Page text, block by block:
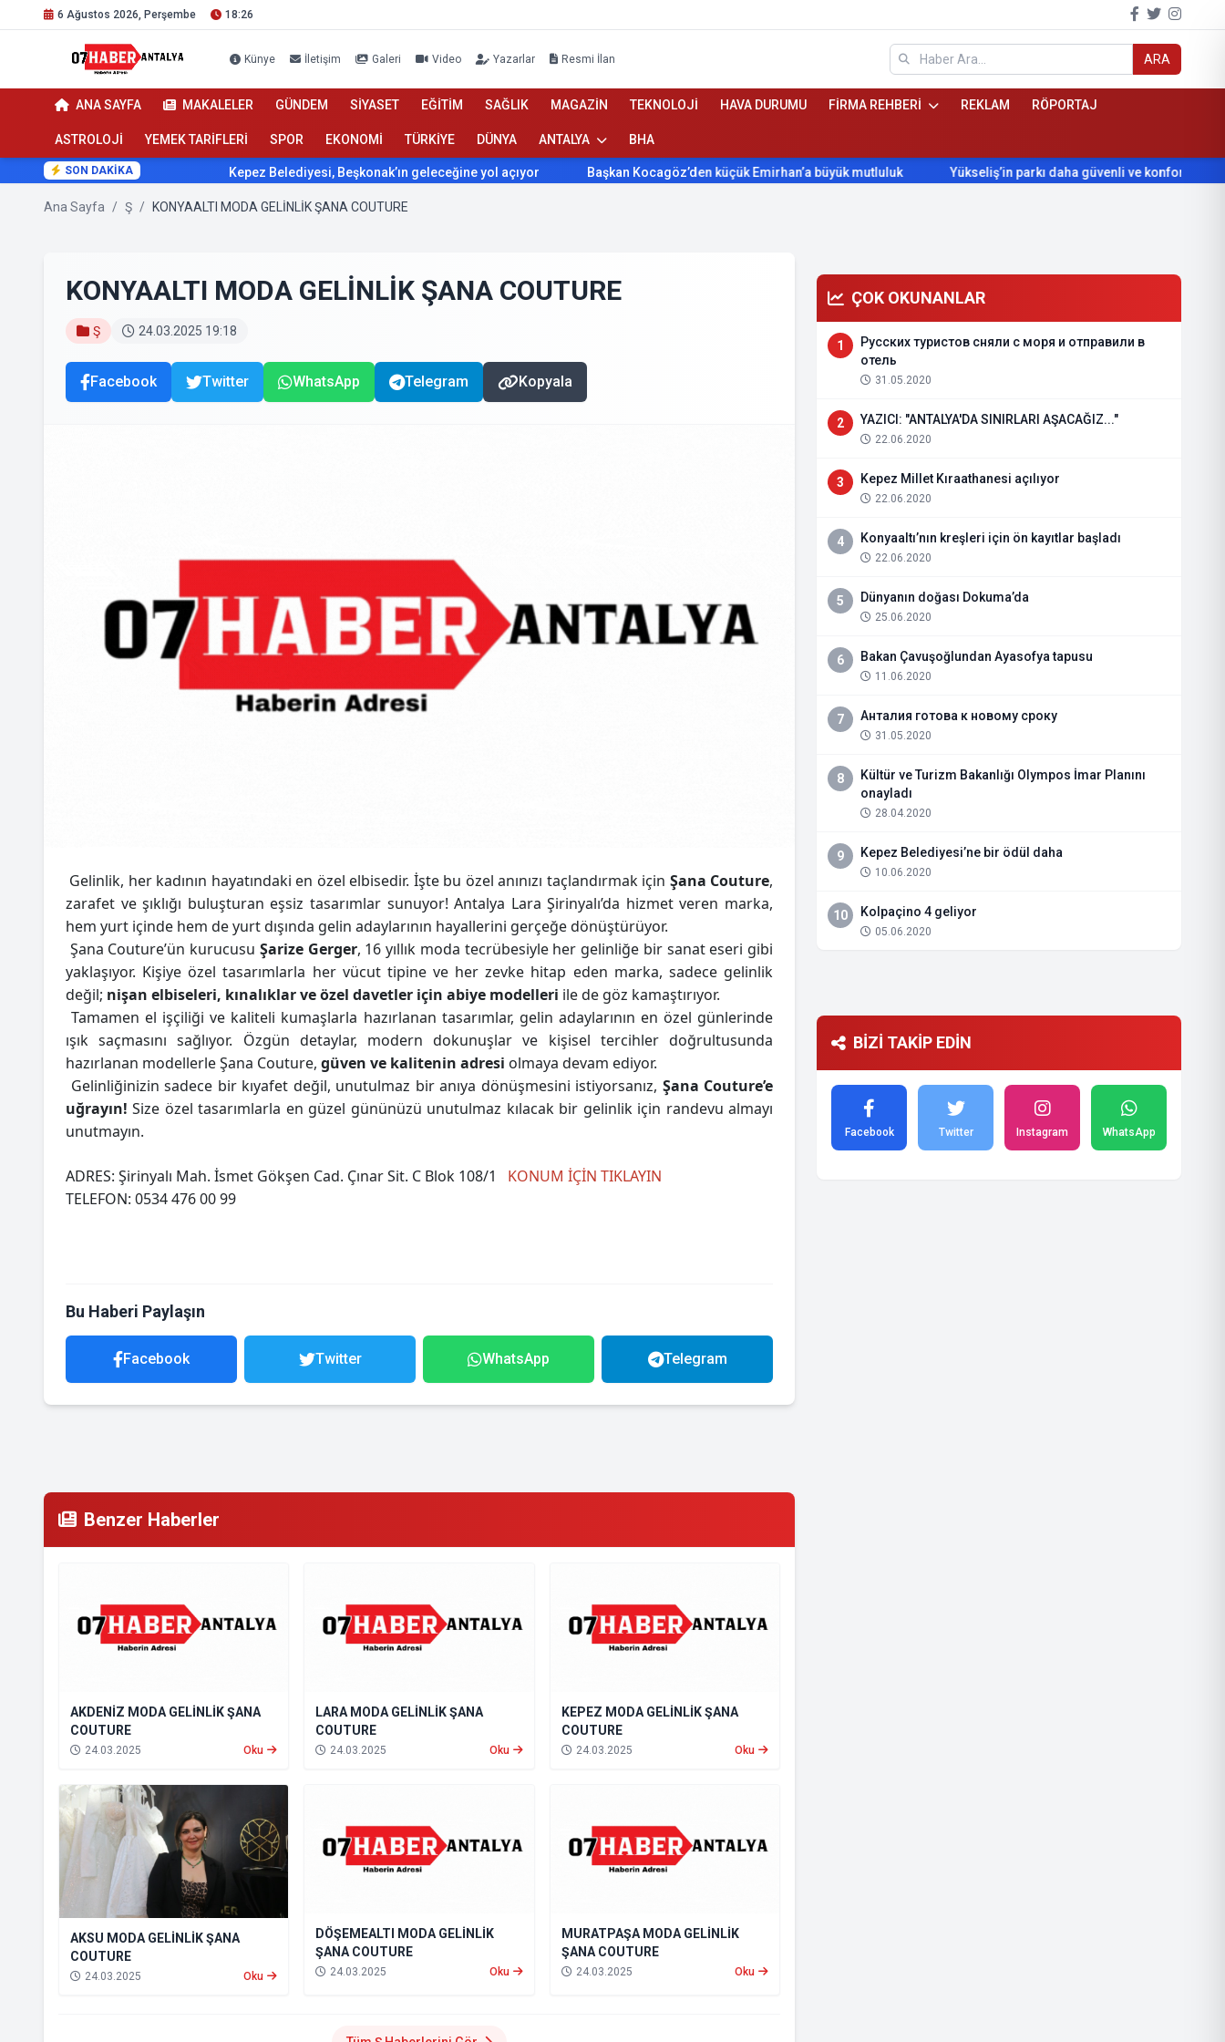
6 Ağustos 2026, Perşembe 18:26
Künye İletişim Galeri Video Yazarlar Resmi İlan ARA
ANA SAYFA MAKALELER GÜNDEM SİYASET EĞİTİM SAĞLIK MAGAZİN TEKNOLOJİ HAVA DURUMU FİRMA REHBERİ REKLAM RÖPORTAJ
ASTROLOJİ YEMEK TARİFLERİ SPOR EKONOMİ TÜRKİYE DÜNYA ANTALYA BHA
SON DAKİKA Kepez Belediyesi, Beşkonak’ın geleceğine yol açıyor Başkan Kocagöz’den küçük Emirhan’a büyük mutluluk Yükseliş’in parkı daha güvenli ve konforlu hale geliyor
Ana Sayfa / Ş / KONYAALTI MODA GELİNLİK ŞANA COUTURE
KONYAALTI MODA GELİNLİK ŞANA COUTURE
Ş 24.03.2025 19:18
Facebook Twitter WhatsApp Telegram Kopyala
Gelinlik, her kadının hayatındaki en özel elbisedir. İşte bu özel anınızı taçlandırmak için Şana Couture,
zarafet ve şıklığı buluşturan eşsiz tasarımlar sunuyor! Antalya Lara Şirinyalı’da hizmet veren marka,
hem yurt içinde hem de yurt dışında gelin adaylarının hayallerini gerçeğe dönüştürüyor.
Şana Couture’ün kurucusu Şarize Gerger, 16 yıllık moda tecrübesiyle her gelinliğe bir sanat eseri gibi
yaklaşıyor. Kişiye özel tasarımlarla her vücut tipine ve her zevke hitap eden marka, sadece gelinlik
değil; nişan elbiseleri, kınalıklar ve özel davetler için abiye modelleri ile de göz kamaştırıyor.
Tamamen el işçiliği ve kaliteli kumaşlarla hazırlanan tasarımlar, gelin adaylarının en özel günlerinde
ışık saçmasını sağlıyor. Özgün detaylar, modern dokunuşlar ve kişisel tercihler doğrultusunda
hazırlanan modellerle Şana Couture, güven ve kalitenin adresi olmaya devam ediyor.
Gelinliğinizin sadece bir kıyafet değil, unutulmaz bir anıya dönüşmesini istiyorsanız, Şana Couture’e
uğrayın! Size özel tasarımlarla en güzel gününüzü unutulmaz kılacak bir gelinlik için randevu almayı
unutmayın.
ADRES: Şirinyalı Mah. İsmet Gökşen Cad. Çınar Sit. C Blok 108/1 KONUM İÇİN TIKLAYIN
TELEFON: 0534 476 00 99
Bu Haberi Paylaşın
Facebook Twitter WhatsApp Telegram
Benzer Haberler
AKDENİZ MODA GELİNLİK ŞANA
COUTURE
24.03.2025 Oku
LARA MODA GELİNLİK ŞANA
COUTURE
24.03.2025 Oku
KEPEZ MODA GELİNLİK ŞANA
COUTURE
24.03.2025 Oku
AKSU MODA GELİNLİK ŞANA
COUTURE
24.03.2025 Oku
DÖŞEMEALTI MODA GELİNLİK
ŞANA COUTURE
24.03.2025 Oku
MURATPAŞA MODA GELİNLİK
ŞANA COUTURE
24.03.2025 Oku
ÇOK OKUNANLAR
1
Русских туристов сняли с моря и отправили в
отель
31.05.2020
2 YAZICI: "ANTALYA'DA SINIRLARI AŞACAĞIZ..."
22.06.2020
3 Kepez Millet Kıraathanesi açılıyor
22.06.2020
4 Konyaaltı’nın kreşleri için ön kayıtlar başladı
22.06.2020
5 Dünyanın doğası Dokuma’da
25.06.2020
6 Bakan Çavuşoğlundan Ayasofya tapusu
11.06.2020
7 Анталия готова к новому сроку
31.05.2020
8
Kültür ve Turizm Bakanlığı Olympos İmar Planını
onayladı
28.04.2020
9 Kepez Belediyesi’ne bir ödül daha
10.06.2020
10 Kolpaçino 4 geliyor
05.06.2020
BİZİ TAKİP EDİN
Facebook Twitter Instagram WhatsApp